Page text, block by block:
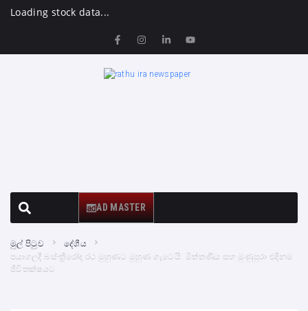
Loading stock data...
AD MASTER
මුල් පිටුව
දේශීය
පයාගලදී බස්-ත්‍රීරෝද රථ මුහුණට මුහුණ ගැටෙයි: මිත්තණිය සහ මුණුපුරා එදිනම
ජීවිතක්ෂයට